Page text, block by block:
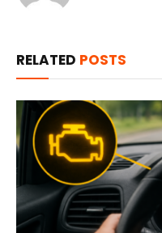
RELATED POSTS